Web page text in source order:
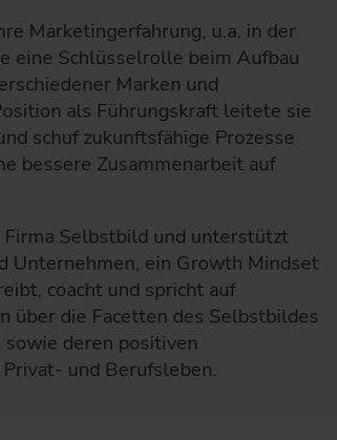
Marketingerfahrung, u.a. in der
eine Schlüsselrolle beim Aufbau
Marken und
als Führungskraft leitete sie
schuf zukunftsfähige Prozesse
bessere Zusammenarbeit auf
Selbstbild und unterstützt
Unternehmen, ein Growth Mindset
coacht und spricht auf
über die Facetten des Selbstbildes
deren positiven
und Berufsleben.